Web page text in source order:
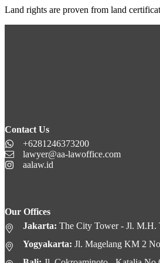
Land rights are proven from land
Contact Us
+6281246373200
lawyer@aa-lawoffice.com
aalaw.id
Our Offices
Jakarta: The City Tower - Jl. M.H.
Yogyakarta: Jl. Magelang KM 2